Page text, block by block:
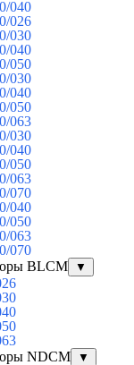
040
026
030
040
050
030
040
050
063
030
040
050
063
070
040
050
063
070
BLCM
▼
NDCM
▼